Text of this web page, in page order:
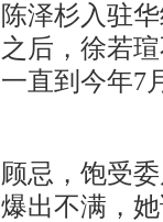
泽杉入驻
后，徐若
直到今年7
，饱受委
出不满，